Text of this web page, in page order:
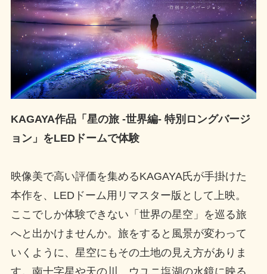
KAGAYA作品「星の旅 -世界編- 特別ロングバージ
ョン」をLEDドームで体験
映像美で高い評価を集めるKAGAYA氏が手掛けた
本作を、LEDドーム用リマスター版として上映。
ここでしか体験できない「世界の星空」を巡る旅
へと出かけませんか。旅をすると風景が変わって
いくように、星空にもその土地の見え方がありま
す。南十字星や天の川、ウユニ塩湖の水鏡に映る